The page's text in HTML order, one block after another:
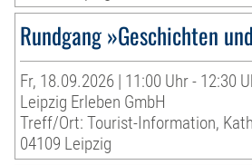
Rundgang »Geschichten
Fr, 18.09.2026 | 11:00 Uhr - 12:30
Leipzig Erleben GmbH
Treff/Ort: Tourist-Information,
04109 Leipzig